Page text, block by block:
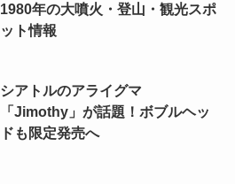
1980年の大噴火・登山・観光スポ
ット情報
シアトルのアライグマ
「Jimothy」が話題！ボブルヘッ
ドも限定発売へ